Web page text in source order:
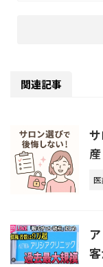
関連記事